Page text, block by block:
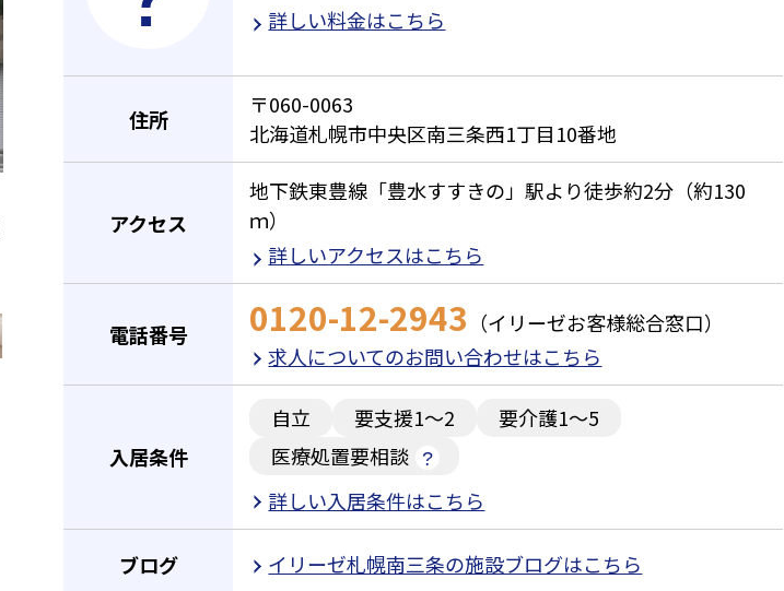
詳しい料金はこちら
住所
〒060-0063
北海道札幌市中央区南三条西1丁目10番地
アクセス
地下鉄東豊線「豊水すすきの」駅より徒歩約2分（約130
ｍ）
詳しいアクセスはこちら
電話番号 0120-12-2943 （イリーゼお客様総合窓口）
求人についてのお問い合わせはこちら
入居条件
自立 要支援1～2
要介護1～5
医療処置要相談
詳しい入居条件はこちら
ブログ イリーゼ札幌南三条の施設ブログはこちら